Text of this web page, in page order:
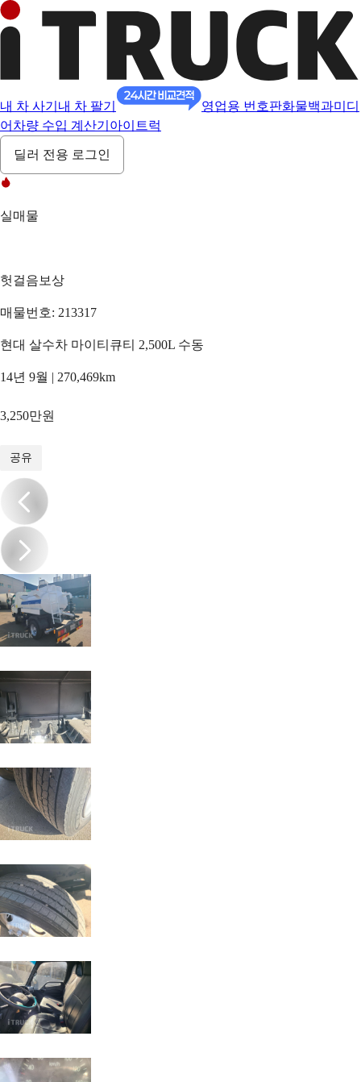
내 차 사기 내 차 팔기 영업용 번호판화물백과미디
어 차량 수입 계산기 아이트럭
딜러 전용 로그인
실매물
헛걸음보상
매물번호: 213317
현대 살수차 마이티큐티 2,500L 수동
14년 9월 | 270,469km
3,250만원
공유
/13